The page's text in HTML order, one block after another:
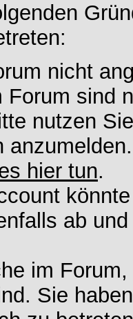
nicht
Forum sind
nutzen
hier tun.
ab
im
Sie